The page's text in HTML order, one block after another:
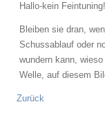
Hallo-kein Feintuning!
Bleiben sie dran,
Schussablauf oder
wundern kann,
Welle, auf diesem
Zurück